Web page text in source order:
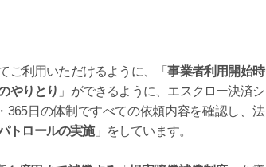
ご利用いただけるように、「事業者利用開始時
やりとり 」ができるように、エスクロー決済シ
日の体制ですべての依頼内容を確認し、法
トロールの実施」をしています。